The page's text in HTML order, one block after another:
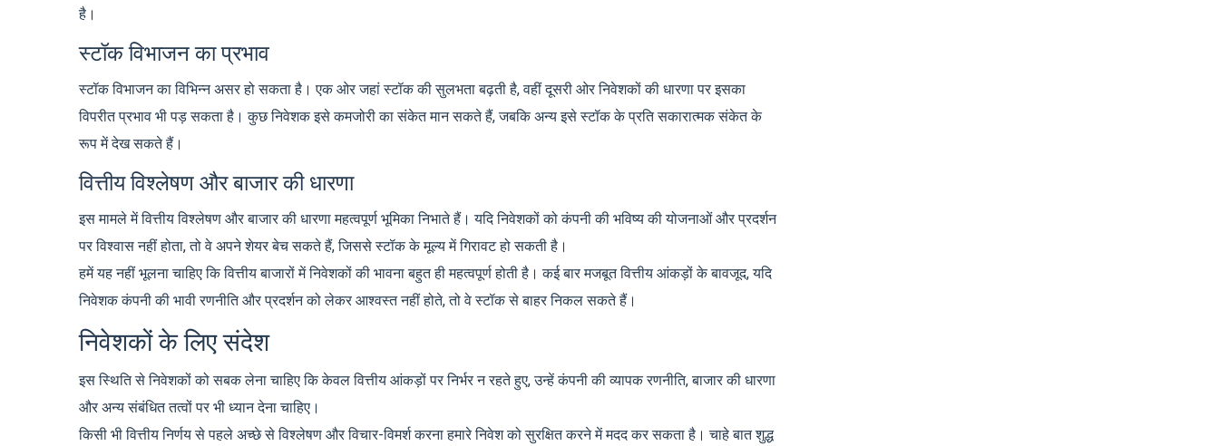
है।
स्टॉक विभाजन का प्रभाव
स्टॉक विभाजन का विभिन्न असर हो सकता है। एक ओर जहां स्टॉक की सुलभता बढ़ती है, वहीं दूसरी ओर निवेशकों की धारणा पर इसका
विपरीत प्रभाव भी पड़ सकता है। कुछ निवेशक इसे कमजोरी का संकेत मान सकते हैं, जबकि अन्य इसे स्टॉक के प्रति सकारात्मक संकेत के
रूप में देख सकते हैं।
वित्तीय विश्लेषण और बाजार की धारणा
इस मामले में वित्तीय विश्लेषण और बाजार की धारणा महत्वपूर्ण भूमिका निभाते हैं। यदि निवेशकों को कंपनी की भविष्य की योजनाओं और प्रदर्शन
पर विश्वास नहीं होता, तो वे अपने शेयर बेच सकते हैं, जिससे स्टॉक के मूल्य में गिरावट हो सकती है।
हमें यह नहीं भूलना चाहिए कि वित्तीय बाजारों में निवेशकों की भावना बहुत ही महत्वपूर्ण होती है। कई बार मजबूत वित्तीय आंकड़ों के बावजूद, यदि
निवेशक कंपनी की भावी रणनीति और प्रदर्शन को लेकर आश्वस्त नहीं होते, तो वे स्टॉक से बाहर निकल सकते हैं।
निवेशकों के लिए संदेश
इस स्थिति से निवेशकों को सबक लेना चाहिए कि केवल वित्तीय आंकड़ों पर निर्भर न रहते हुए, उन्हें कंपनी की व्यापक रणनीति, बाजार की धारणा
और अन्य संबंधित तत्वों पर भी ध्यान देना चाहिए।
किसी भी वित्तीय निर्णय से पहले अच्छे से विश्लेषण और विचार-विमर्श करना हमारे निवेश को सुरक्षित करने में मदद कर सकता है। चाहे बात शुद्ध